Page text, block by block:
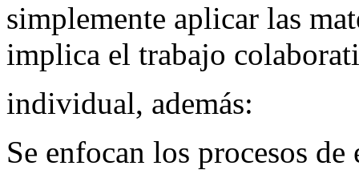
simplemente aplicar las
implica el trabajo
individual, además:
Se enfocan los procesos